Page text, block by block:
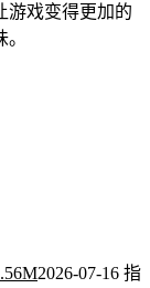
游戏变得更加的
2026-07-16 指